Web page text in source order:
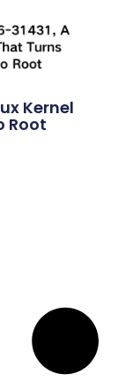
Kernel
Root